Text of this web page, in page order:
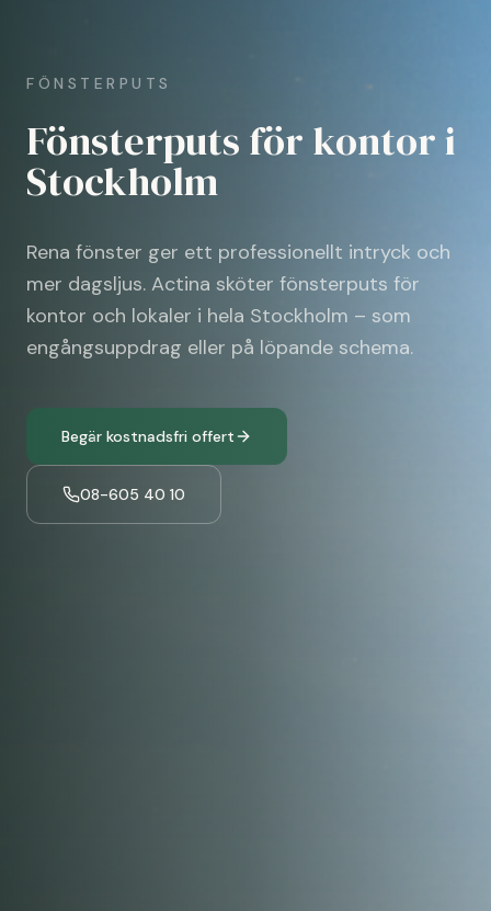
FÖNSTERPUTS
Fönsterputs för kontor i
Stockholm
Rena fönster ger ett professionellt intryck och
mer dagsljus. Actina sköter fönsterputs för
kontor och lokaler i hela Stockholm – som
engångsuppdrag eller på löpande schema.
Begär kostnadsfri offert
08-605 40 10